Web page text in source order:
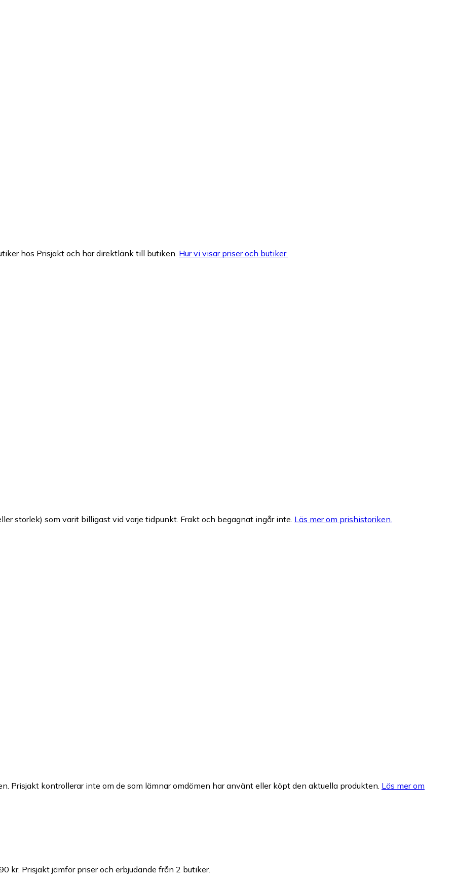
hos Prisjakt och har direktlänk till butiken. Hur vi visar priser och butiker.
storlek) som varit billigast vid varje tidpunkt. Frakt och begagnat ingår inte. Läs mer om prishistoriken.
Prisjakt kontrollerar inte om de som lämnar omdömen har använt eller köpt den aktuella produkten. Läs mer om
kr. Prisjakt jämför priser och erbjudande från 2 butiker.